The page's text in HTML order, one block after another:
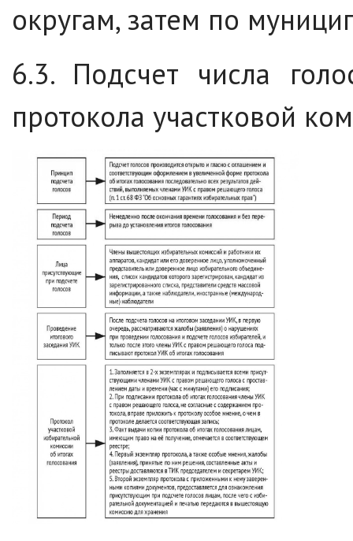
округам, затем по
6.3. Подсчет числа
протокола участковой